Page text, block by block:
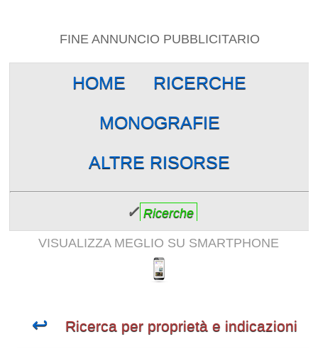
FINE ANNUNCIO PUBBLICITARIO
HOME RICERCHE
MONOGRAFIE
ALTRE RISORSE
✓ Ricerche
VISUALIZZA MEGLIO SU SMARTPHONE
↩ Ricerca per proprietà e indicazioni